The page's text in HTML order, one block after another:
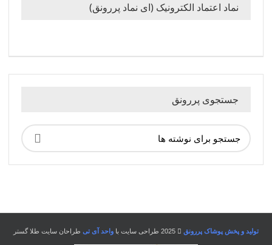
نماد اعتماد الکترونیک (ای نماد پررونق)
جستجوی پررونق
تولید و پخش پوشاک پررونق واحد آی تی طراحان سایت طلا گستر